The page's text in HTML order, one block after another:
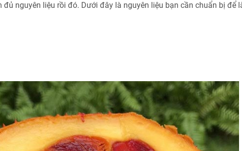
đủ nguyên liệu rồi đó. Dưới đây là nguyên liệu bạn cần chuẩn bị để